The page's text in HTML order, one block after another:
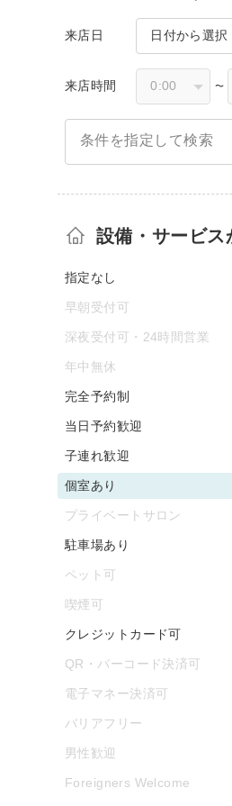
来店日 日付から選択
来店時間 〜
条件を指定して検索
設備・サービス
指定なし
早朝受付可
深夜受付可・24時間営業
年中無休
完全予約制
当日予約歓迎
子連れ歓迎
個室あり
プライベートサロン
駐車場あり
ペット可
喫煙可
クレジットカード可
QR・バーコード決済可
電子マネー決済可
バリアフリー
男性歓迎
Foreigners Welcome